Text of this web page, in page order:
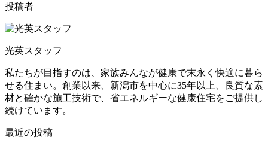
投稿者
光英スタッフ
私たちが目指すのは、家族みんなが健康で末永く快適に暮ら
せる住まい。創業以来、新潟市を中心に35年以上、良質な素
材と確かな施工技術で、省エネルギーな健康住宅をご提供し
続けています。
最近の投稿